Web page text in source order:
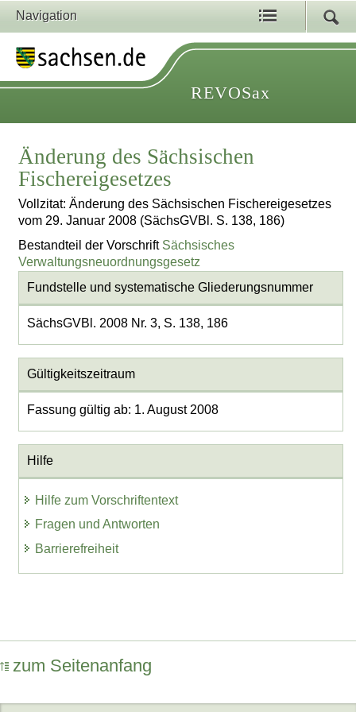
Navigation
REVOSax
Änderung des Sächsischen
Fischereigesetzes
Vollzitat: Änderung des Sächsischen Fischereigesetzes
vom 29. Januar 2008 (SächsGVBl. S. 138, 186)
Bestandteil der Vorschrift Sächsisches
Verwaltungsneuordnungsgesetz
Fundstelle und systematische Gliederungsnummer
SächsGVBl. 2008 Nr. 3, S. 138, 186
Gültigkeitszeitraum
Fassung gültig ab: 1. August 2008
Hilfe
Hilfe zum Vorschriftentext
Fragen und Antworten
Barrierefreiheit
zum Seitenanfang